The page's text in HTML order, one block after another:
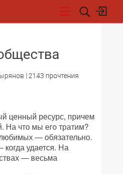
2143 прочтения
ценный ресурс, причем
На что мы его тратим?
— обязательно.
удается. На
— весьма